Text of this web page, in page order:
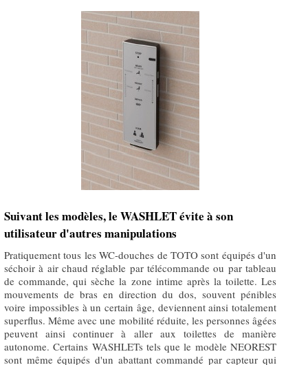
Suivant les modèles, le WASHLET évite à son
utilisateur d'autres manipulations
Pratiquement tous les WC-douches de TOTO sont équipés d'un
séchoir à air chaud réglable par télécommande ou par tableau
de commande, qui sèche la zone intime après la toilette. Les
mouvements de bras en direction du dos, souvent pénibles
voire impossibles à un certain âge, deviennent ainsi totalement
superflus. Même avec une mobilité réduite, les personnes âgées
peuvent ainsi continuer à aller aux toilettes de manière
autonome. Certains WASHLETs tels que le modèle NEOREST
sont même équipés d'un abattant commandé par capteur qui